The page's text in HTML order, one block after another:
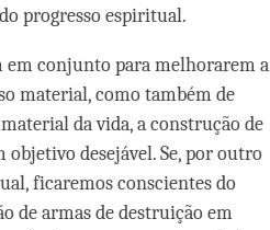
progresso espiritual.
em conjunto para melhorarem a
material, como também de
da vida, a construção de
desejável. Se, por outro
ficaremos conscientes do
de armas de destruição em